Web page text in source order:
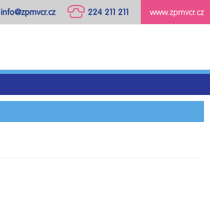
www.zpmvcr.cz
224 211 211
info@zpmvcr.cz